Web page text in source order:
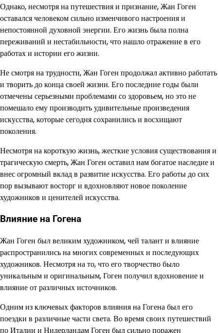
Однако, несмотря на путешествия и признание, Жан Гоген
оставался человеком сильно изменчивого настроения и
непостоянной духовной энергии. Его жизнь была полна
переживаний и нестабильности, что нашло отражение в его
работах и истории его жизни.
Не смотря на трудности, Жан Гоген продолжал активно работать
и творить до конца своей жизни. Его последние годы были
отмечены серьезными проблемами со здоровьем, но это не
помешало ему производить удивительные произведения
искусства, которые сегодня сохранились и восхищают
поколения.
Несмотря на короткую жизнь, жесткие условия существования и
трагическую смерть, Жан Гоген оставил нам богатое наследие и
внес огромный вклад в развитие искусства. Его работы до сих
пор вызывают восторг и вдохновляют новое поколение
художников и ценителей искусства.
Влияние на Гогена
Жан Гоген был великим художником, чей талант и влияние
распространились на многих современных и последующих
художников. Несмотря на то, что его творчество было
уникальным и оригинальным, Гоген получил вдохновение и
влияние от различных источников.
Одним из ключевых факторов влияния на Гогена был его
поездки в различные части света. Во время своих путешествий
по Италии и Нидерландам Гоген был сильно поражен